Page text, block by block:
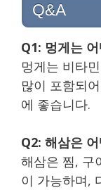
Q&A
Q1: 멍게는
멍게는 비타
많이 포함되
에 좋습니다.
Q2: 해삼은
해삼은 찜, 구
이 가능하며,